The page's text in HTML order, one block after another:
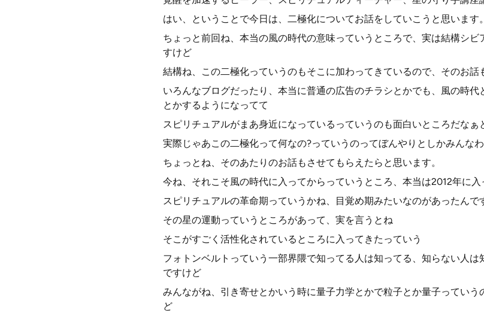
はい、ということで今日は、二極化についてお話をしていこうと思います。
ちょっと前回ね、本当の風の時代の意味っていうところで、実は結構シ
すけど
結構ね、この二極化っていうのもそこに加わってきているので、そのお話
いろんなブログだったり、本当に普通の広告のチラシとかでも、風の時代
とかするようになってて
スピリチュアルがまあ身近になっているっていうのも面白いところだなぁ
実際じゃあこの二極化って何なの?っていうのってぼんやりとしかみんな
ちょっとね、そのあたりのお話もさせてもらえたらと思います。
今ね、それこそ風の時代に入ってからっていうところ、本当は2012年に
スピリチュアルの革命期っていうかね、目覚め期みたいなのがあったんで
その星の運動っていうところがあって、実を言うとね
そこがすごく活性化されているところに入ってきたっていう
フォトンベルトっていう一部界隈で知ってる人は知ってる、知らない人
ですけど
みんながね、引き寄せとかいう時に量子力学とかで粒子とか量子ってい
ど